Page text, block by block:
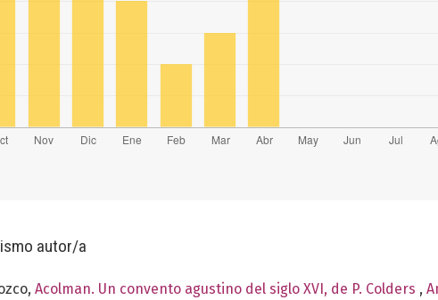
autor/a
Acolman. Un convento agustino del siglo XVI, de P. Colders ,